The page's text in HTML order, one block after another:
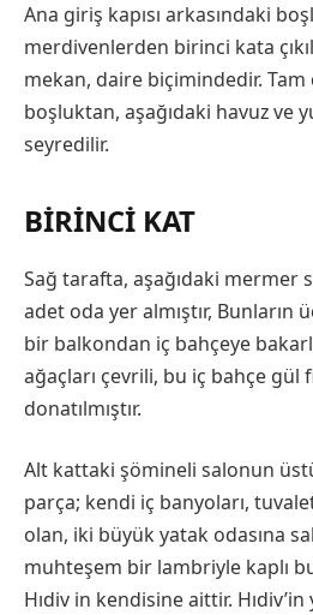
Ana giriş kapısı arkasındaki
merdivenlerden birinci kata
mekan, daire biçimindedir. Tam
boşluktan, aşağıdaki havuz ve
seyredilir.
BIRINCI KAT
Sağ tarafta, aşağıdaki mermer
adet oda yer almıştır, Bunların
bir balkondan iç bahçeye
ağaçları çevrili, bu iç bahçe gül
donatılmıştır.
Alt kattaki şömineli salonun
parça; kendi iç banyoları,
olan, iki büyük yatak odasına
muhteşem bir lambriyle kaplı
Hıdiv in kendisine aittir. Hıdiv’in